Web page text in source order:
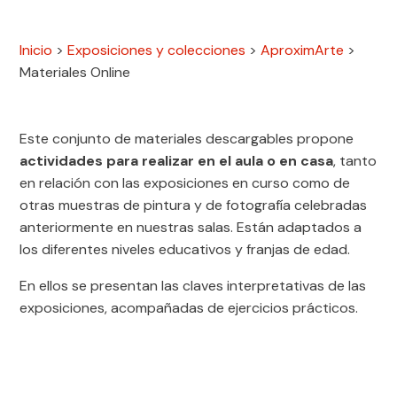
Inicio >Exposiciones y colecciones >AproximArte >
Materiales Online
Este conjunto de materiales descargables propone
actividades para realizar en el aula o en casa, tanto
en relación con las exposiciones en curso como de
otras muestras de pintura y de fotografía celebradas
anteriormente en nuestras salas. Están adaptados a
los diferentes niveles educativos y franjas de edad.
En ellos se presentan las claves interpretativas de las
exposiciones, acompañadas de ejercicios prácticos.